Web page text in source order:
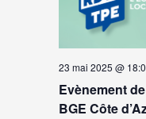
Evènement
BGE Côte
23 mai 2025 @